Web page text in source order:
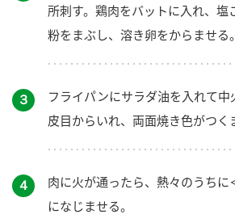
所刺す。鶏肉をバットに入れ、塩
粉をまぶし、溶き卵をからませる。
３
フライパンにサラダ油を入れて中
皮目からいれ、両面焼き色がつく
４
肉に火が通ったら、熱々のうちに
になじませる。